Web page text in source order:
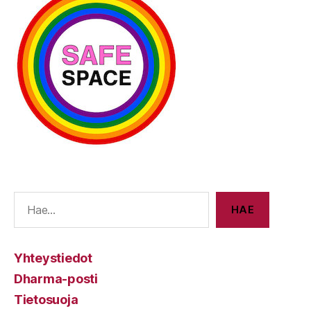
HAE
Yhteystiedot
Dharma-posti
Tietosuoja